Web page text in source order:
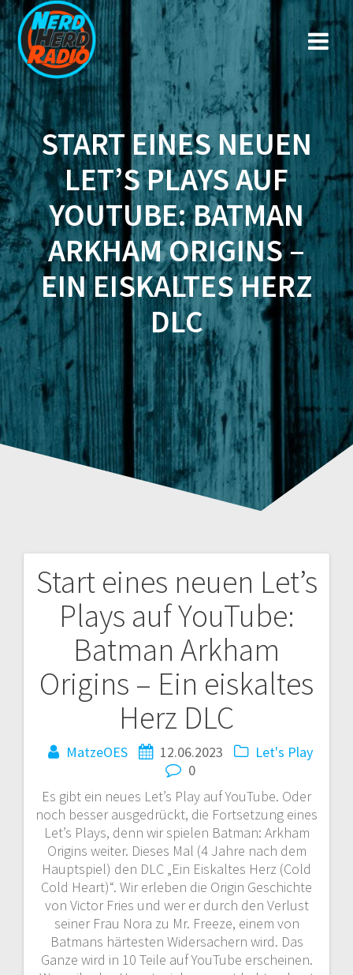
Zum
Inhalt
springen
START EINES NEUEN
LET’S PLAYS AUF
YOUTUBE: BATMAN
ARKHAM ORIGINS –
EIN EISKALTES HERZ
DLC
Start eines neuen Let’s
Plays auf YouTube:
Batman Arkham
Origins – Ein eiskaltes
Herz DLC
MatzeOES 12.06.2023
Let's Play
0
Es gibt ein neues Let’s Play auf YouTube. Oder
noch besser ausgedrückt, die Fortsetzung eines
Let’s Plays, denn wir spielen Batman: Arkham
Origins weiter. Dieses Mal (4 Jahre nach dem
Hauptspiel) den DLC „Ein Eiskaltes Herz (Cold
Cold Heart)“. Wir erleben die Origin Geschichte
von Victor Fries und wer er durch den Verlust
seiner Frau Nora zu Mr. Freeze, einem von
Batmans härtesten Widersachern wird. Das
Ganze wird in 10 Teile auf YouTube erscheinen.
Beitragsnavigation